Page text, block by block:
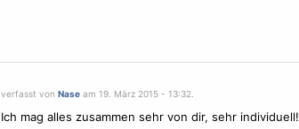
verfasst von Naseam 19. März 2015 - 13:32.
Ich mag alles zusammen sehr von dir, sehr individuell!